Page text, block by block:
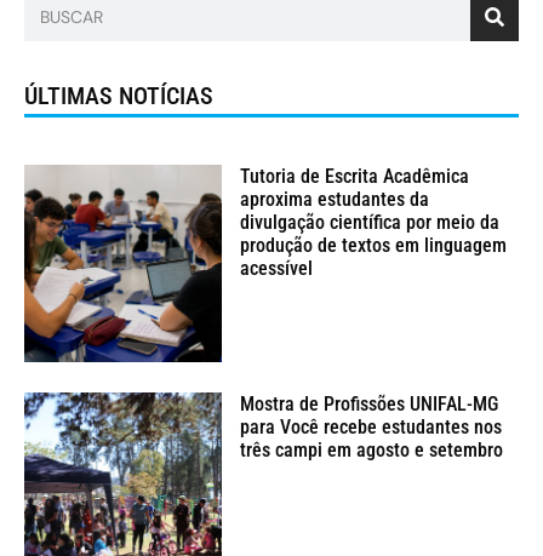
ÚLTIMAS NOTÍCIAS
Tutoria de Escrita Acadêmica
aproxima estudantes da
divulgação científica por meio da
produção de textos em linguagem
acessível
Mostra de Profissões UNIFAL-MG
para Você recebe estudantes nos
três campi em agosto e setembro